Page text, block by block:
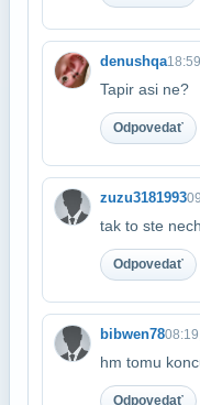
denushqa
Tapir asi ne?
Odpovedať
zuzu3181993
tak to ste
Odpovedať
bibwen78
hm tomu
Odpovedať